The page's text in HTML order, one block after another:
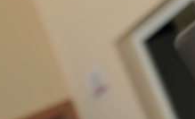
CORTINA DELANTERO
2468601002